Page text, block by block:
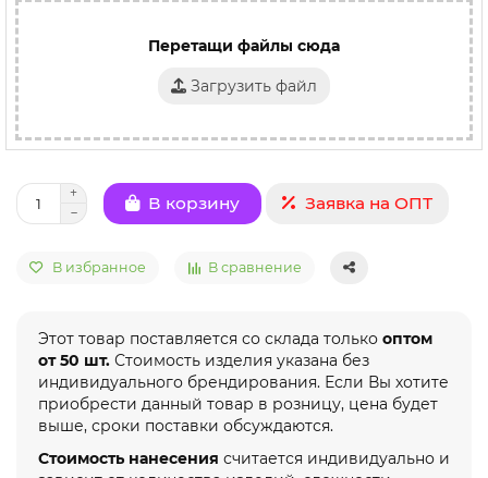
Перетащи файлы сюда
Загрузить файл
В корзину Заявка на ОПТ
В избранное В сравнение
Этот товар поставляется со склада только оптом
от 50 шт. Стоимость изделия указана без
индивидуального брендирования. Если Вы хотите
приобрести данный товар в розницу, цена будет
выше, сроки поставки обсуждаются.
Стоимость нанесения считается индивидуально и